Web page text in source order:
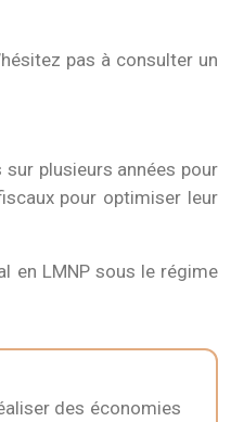
pas à consulter un
plusieurs années pour
pour optimiser leur
en LMNP sous le régime
des économies